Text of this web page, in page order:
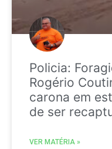
Policia:
Rogério
carona em
de ser
VER MATÉRIA »